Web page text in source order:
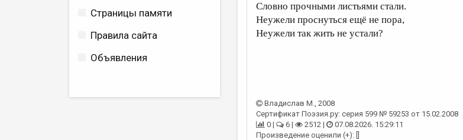
Страницы памяти
Правила сайта
Объявления
Словно прочными листьями стали.
Неужели проснуться ещё не пора,
Неужели так жить не устали?
Владислав М., 2008
Сертификат Поэзия.ру: серия 599 № 59253 от 15.02.2008
0 |
6 | 2512 |
07.08.2026. 15:29:11
Произведение оценили (+): []